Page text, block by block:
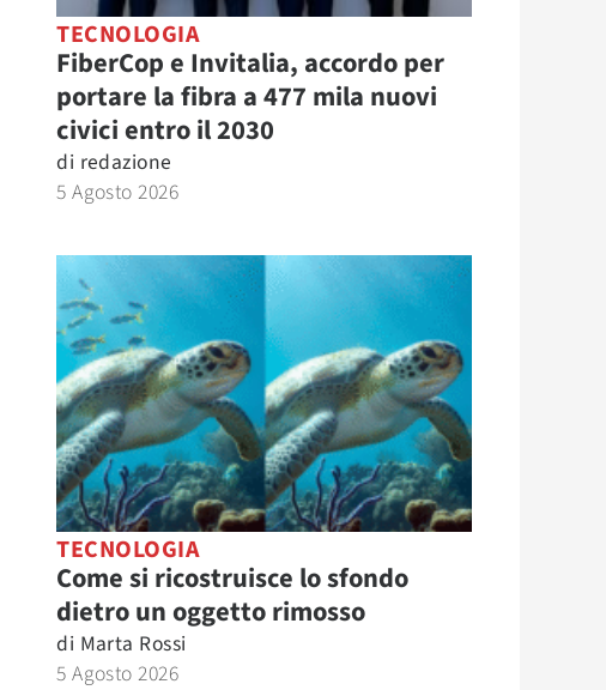
TECNOLOGIA
FiberCop e Invitalia, accordo per
portare la fibra a 477 mila nuovi
civici entro il 2030
di redazione
5 Agosto 2026
TECNOLOGIA
Come si ricostruisce lo sfondo
dietro un oggetto rimosso
di Marta Rossi
5 Agosto 2026